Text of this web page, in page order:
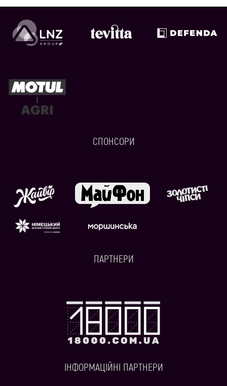
СПОНСОРИ
ПАРТНЕРИ
ІНФОРМАЦІЙНІ ПАРТНЕРИ